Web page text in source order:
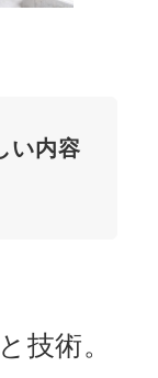
い内容
技術。